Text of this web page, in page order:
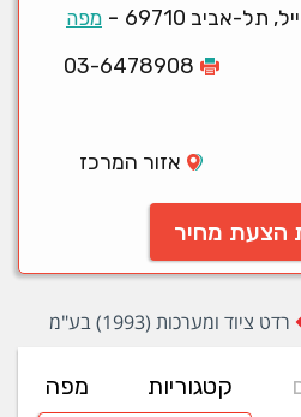
- מפה
03-6478908
אזור המרכז
הצעת מחיר
רדט ציוד ומערכות (1993) בע"מ
קטגוריות
מפה